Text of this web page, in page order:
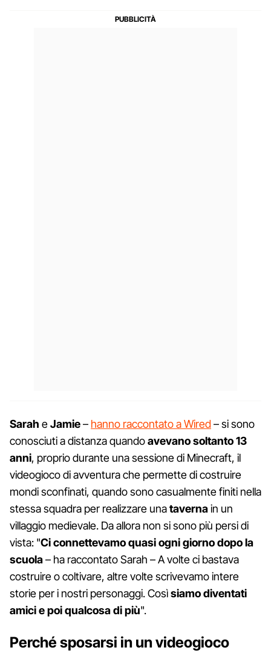
Sarah eJamie– hanno raccontato a Wired– si sono
conosciuti a distanza quandoavevano soltanto13
anni, proprio durante una sessione di Minecraft, il
videogioco di avventura che permette di costruire
mondi sconfinati, quando sono casualmente finiti nella
stessa squadra per realizzare unatavernain un
villaggio medievale. Da allora non si sono più persi di
vista: "Ci connettevamo quasi ogni giorno dopo la
scuola– ha raccontato Sarah – A volte ci bastava
costruire o coltivare, altre volte scrivevamo intere
storie per i nostri personaggi. Cosìsiamo diventati
amici e poi qualcosa di più".
Perché sposarsi in un videogioco